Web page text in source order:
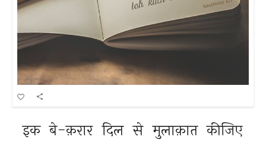
इक बे-क़रार दिल से मुलाक़ात कीजिए